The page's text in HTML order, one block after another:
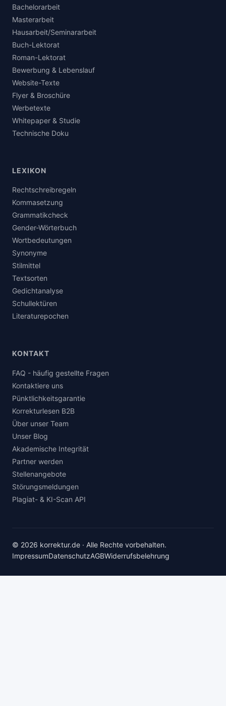
Bachelorarbeit
Masterarbeit
Hausarbeit/Seminararbeit
Buch-Lektorat
Roman-Lektorat
Bewerbung & Lebenslauf
Website-Texte
Flyer & Broschüre
Werbetexte
Whitepaper & Studie
Technische Doku
LEXIKON
Rechtschreibregeln
Kommasetzung
Grammatikcheck
Gender-Wörterbuch
Wortbedeutungen
Synonyme
Stilmittel
Textsorten
Gedichtanalyse
Schullektüren
Literaturepochen
KONTAKT
FAQ - häufig gestellte Fragen
Kontaktiere uns
Pünktlichkeitsgarantie
Korrekturlesen B2B
Über unser Team
Unser Blog
Akademische Integrität
Partner werden
Stellenangebote
Störungsmeldungen
Plagiat- & KI-Scan API
© 2026 korrektur.de · Alle Rechte vorbehalten.
ImpressumDatenschutzAGBWiderrufsbelehrung